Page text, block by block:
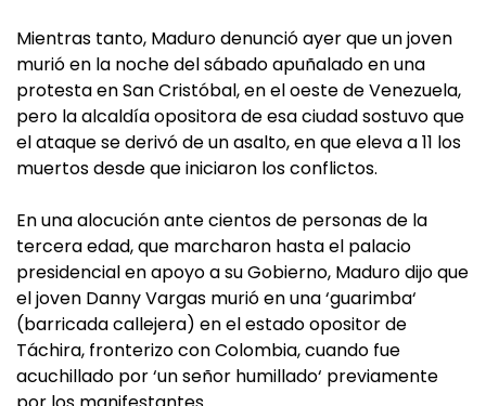
Mientras tanto, Maduro denunció ayer que un joven
murió en la noche del sábado apuñalado en una
protesta en San Cristóbal, en el oeste de Venezuela,
pero la alcaldía opositora de esa ciudad sostuvo que
el ataque se derivó de un asalto, en que eleva a 11 los
muertos desde que iniciaron los conflictos.
En una alocución ante cientos de personas de la
tercera edad, que marcharon hasta el palacio
presidencial en apoyo a su Gobierno, Maduro dijo que
el joven Danny Vargas murió en una ‘guarimba‘
(barricada callejera) en el estado opositor de
Táchira, fronterizo con Colombia, cuando fue
acuchillado por ‘un señor humillado‘ previamente